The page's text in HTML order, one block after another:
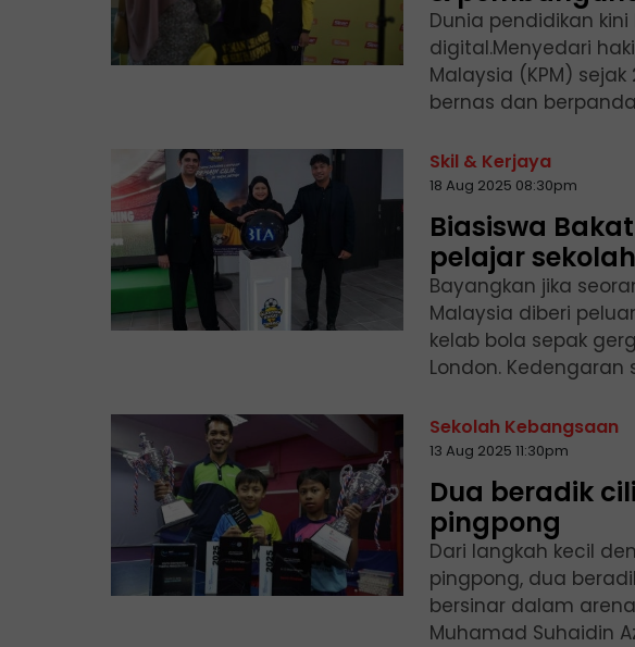
Dunia pendidikan
digital.Menyedari
Malaysia (KPM)
bernas dan
Skil & Kerjaya
18 Aug 2025 08:30pm
Biasiswa
pelajar
Bayangkan jika
Malaysia diberi
kelab bola sepak
London. Kedengaran
Sekolah Kebangsaan
13 Aug 2025 11:30pm
Dua beradik
pingpong
Dari langkah kecil
pingpong, dua
bersinar dalam
Muhamad Suhaidin